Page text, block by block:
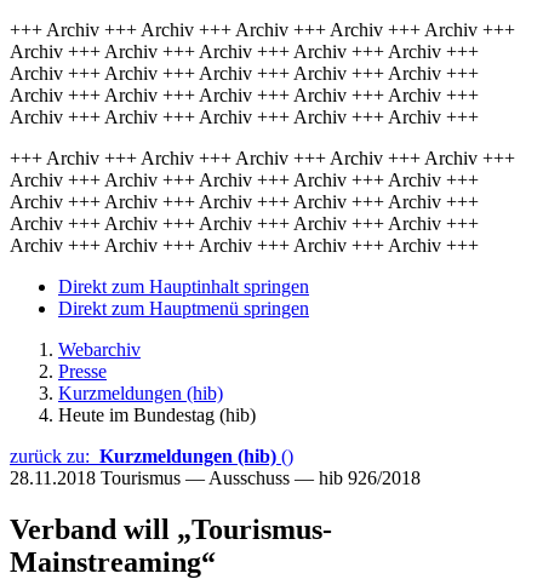
+++ Archiv +++ Archiv +++ Archiv +++ Archiv +++ Archiv +++
Archiv +++ Archiv +++ Archiv +++ Archiv +++ Archiv +++
Archiv +++ Archiv +++ Archiv +++ Archiv +++ Archiv +++
Archiv +++ Archiv +++ Archiv +++ Archiv +++ Archiv +++
Archiv +++ Archiv +++ Archiv +++ Archiv +++ Archiv +++
+++ Archiv +++ Archiv +++ Archiv +++ Archiv +++ Archiv +++
Archiv +++ Archiv +++ Archiv +++ Archiv +++ Archiv +++
Archiv +++ Archiv +++ Archiv +++ Archiv +++ Archiv +++
Archiv +++ Archiv +++ Archiv +++ Archiv +++ Archiv +++
Archiv +++ Archiv +++ Archiv +++ Archiv +++ Archiv +++
Direkt zum Hauptinhalt springen
Direkt zum Hauptmenü springen
Webarchiv
Presse
Kurzmeldungen (hib)
Heute im Bundestag (hib)
zurück zu: Kurzmeldungen (hib) ()
28.11.2018 Tourismus — Ausschuss — hib 926/2018
Verband will „Tourismus-
Mainstreaming“